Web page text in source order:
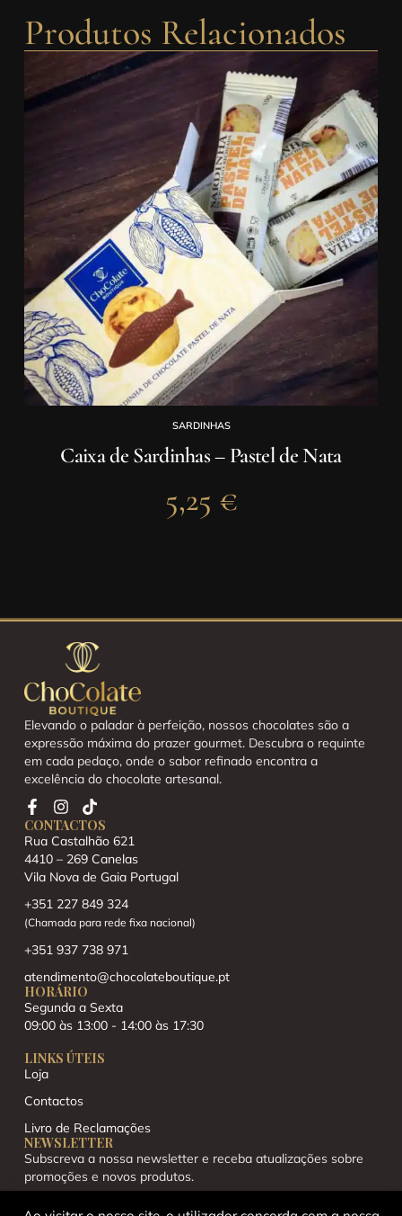
Produtos Relacionados
SARDINHAS
Caixa de Sardinhas – Pastel de Nata
5,25 €
Elevando o paladar à perfeição, nossos chocolates são a
expressão máxima do prazer gourmet. Descubra o requinte
em cada pedaço, onde o sabor refinado encontra a
excelência do chocolate artesanal.
CONTACTOS
Rua Castalhão 621
4410 – 269 Canelas
Vila Nova de Gaia Portugal
+351 227 849 324
(Chamada para rede fixa nacional)
+351 937 738 971
atendimento@chocolateboutique.pt
HORÁRIO
Segunda a Sexta
09:00 às 13:00 - 14:00 às 17:30
LINKS ÚTEIS
Loja
Contactos
Livro de Reclamações
NEWSLETTER
Subscreva a nossa newsletter e receba atualizações sobre
promoções e novos produtos.